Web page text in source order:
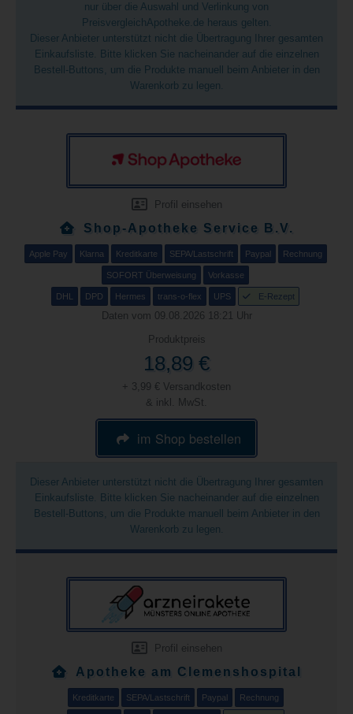
nur über die Auswahl und Verlinkung von
PreisvergleichApotheke.de heraus gelten.
Dieser Anbieter unterstützt nicht die Übertragung Ihrer gesamten
Einkaufsliste. Bitte klicken Sie nacheinander auf die einzelnen
Bestell-Buttons, um die Produkte manuell beim Anbieter in den
Warenkorb zu legen.
Profil einsehen
Shop-Apotheke Service B.V.
Apple Pay Klarna Kreditkarte SEPA/Lastschrift Paypal Rechnung
SOFORT Überweisung Vorkasse
DHL DPD Hermes trans-o-flex UPS E-Rezept
Daten vom 09.08.2026 18:21 Uhr
Produktpreis
18,89 €
+ 3,99 € Versandkosten
& inkl. MwSt.
im Shop bestellen
Dieser Anbieter unterstützt nicht die Übertragung Ihrer gesamten
Einkaufsliste. Bitte klicken Sie nacheinander auf die einzelnen
Bestell-Buttons, um die Produkte manuell beim Anbieter in den
Warenkorb zu legen.
Profil einsehen
Apotheke am Clemenshospital
Kreditkarte SEPA/Lastschrift Paypal Rechnung